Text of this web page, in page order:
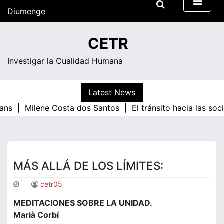
Diumenge
CETR
Investigar la Cualidad Humana
Latest News
|
Milene Costa dos Santos | El tránsito hacia las
MÁS ALLÁ DE LOS LÍMITES:
cetr05
MEDITACIONES SOBRE LA UNIDAD.
Marià Corbí